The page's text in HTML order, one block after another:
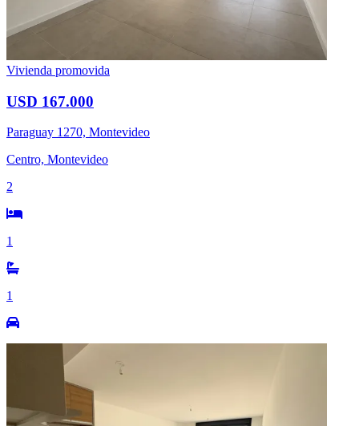
Vivienda promovida
USD 167.000
Paraguay 1270, Montevideo
Centro, Montevideo
2
1
1